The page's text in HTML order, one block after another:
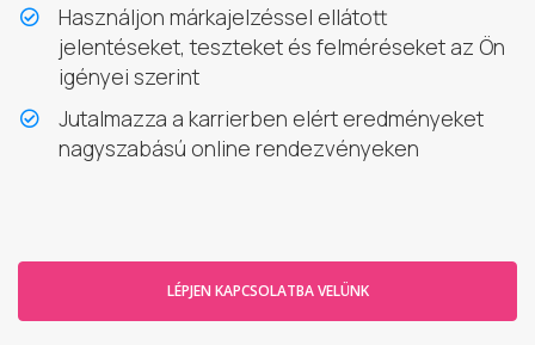
Használjon márkajelzéssel ellátott
jelentéseket, teszteket és felméréseket az Ön
igényei szerint
Jutalmazza a karrierben elért eredményeket
nagyszabású online rendezvényeken
LÉPJEN KAPCSOLATBA VELÜNK